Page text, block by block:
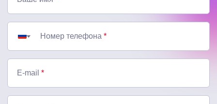
Номер телефона *
E-mail *